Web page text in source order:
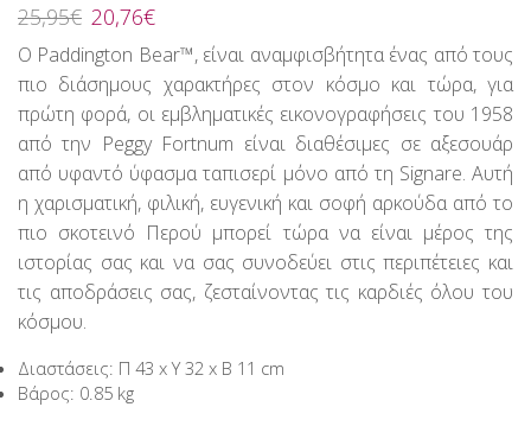
25,95€ Original
was:
25,95€.
20,76€Η
τρέχουσα
τιμή
είναι:
20,76€.
Ο Paddington Bear™, είναι αναμφισβήτητα ένας από τους
πιο διάσημους χαρακτήρες στον κόσμο και τώρα, για
πρώτη φορά, οι εμβληματικές εικονογραφήσεις του 1958
από την Peggy Fortnum είναι διαθέσιμες σε αξεσουάρ
από υφαντό ύφασμα ταπισερί μόνο από τη Signare. Αυτή
η χαρισματική, φιλική, ευγενική και σοφή αρκούδα από το
πιο σκοτεινό Περού μπορεί τώρα να είναι μέρος της
ιστορίας σας και να σας συνοδεύει στις περιπέτειες και
τις αποδράσεις σας, ζεσταίνοντας τις καρδιές όλου του
κόσμου.
Διαστάσεις: Π 43 x Υ 32 x Β 11 cm
Βάρος: 0.85 kg